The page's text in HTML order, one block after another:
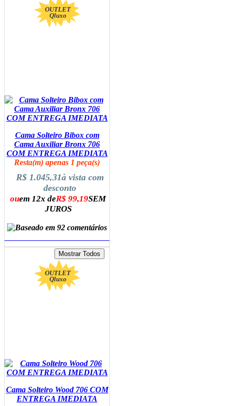
OUTLET
Qluxo
Cama Solteiro Bibox com
Cama Auxiliar Bronx 706
COM ENTREGA IMEDIATA
Resta(m) apenas 1 peça(s)
R$ 1.045,31à vista com
desconto
ouem 12x deR$ 99,19SEM
JUROS
OUTLET
Qluxo
Cama Solteiro Wood 706 COM
ENTREGA IMEDIATA